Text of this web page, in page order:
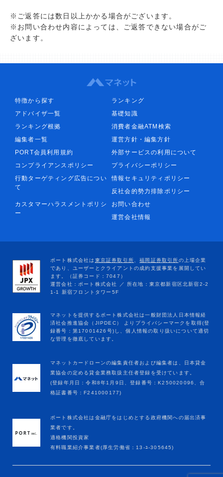
※ご返答には数日以上かかる場合がございます。
※お問い合わせ内容によっては、ご返答できない場合がご
ざいます。
特徴から探す
ランキング
アドバイザ一覧
基礎知識
ランキング根拠
消費者金融ATM検索
編集者一覧
運営方針・編集方針
PORT会員利用規約
外部サービスの利用について
コンプライアンスポリシー
プライバシーポリシー
行動ターゲティング広告につい
て
情報セキュリティポリシー
反社会的勢力排除ポリシー
カスタマーハラスメントポリシ
ー
お問い合わせ
運営会社情報
マネットカードローンの編集責任者および編集者は、日本貸金
業協会の定める貸金業務取扱主任者登録を受けています。
(登録年月日：令和8年1月9日、登録番号：K250020096、合
格証書番号：F241000177)
ポート株式会社は金融庁をはじめとする政府機関への届出済事
業者です。
適格機関投資家
有料職業紹介事業者(厚生労働省：13-ﾕ-305645)